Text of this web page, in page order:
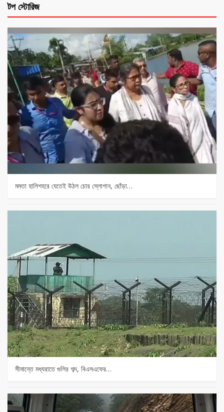
টপ স্টোরিজ
মমতা হালিশহরে যেতেই উঠল চোর স্লোগান, ছোঁড়া…
সীমান্তে মধ্যরাতে গুলির শব্দ, বিএসএফের…